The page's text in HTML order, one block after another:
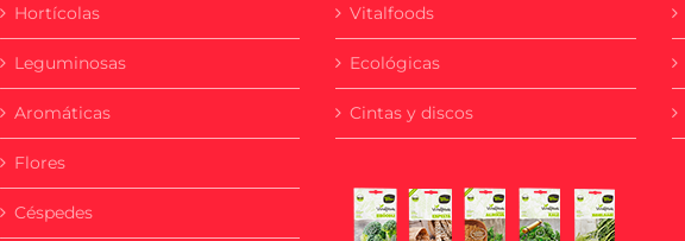
Hortícolas
Leguminosas
Aromáticas
Flores
Céspedes
Vitalfoods
Ecológicas
Cintas y discos